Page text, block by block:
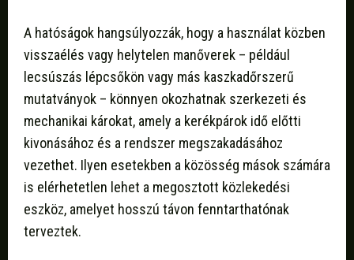
A hatóságok hangsúlyozzák, hogy a használat közben
visszaélés vagy helytelen manőverek – például
lecsúszás lépcsőkön vagy más kaszkadőrszerű
mutatványok – könnyen okozhatnak szerkezeti és
mechanikai károkat, amely a kerékpárok idő előtti
kivonásához és a rendszer megszakadásához
vezethet. Ilyen esetekben a közösség mások számára
is elérhetetlen lehet a megosztott közlekedési
eszköz, amelyet hosszú távon fenntarthatónak
terveztek.